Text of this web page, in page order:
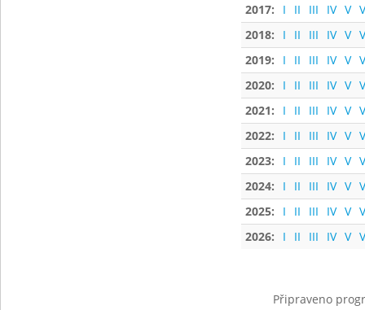
2017:
I II III IV V
2018:
I II III IV V
2019:
I II III IV V
2020:
I II III IV V
2021:
I II III IV V
2022:
I II III IV V
2023:
I II III IV V
2024:
I II III IV V
2025:
I II III IV V
2026:
I II III IV V
Připraveno